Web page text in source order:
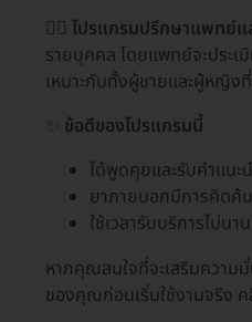
👨‍⚕️ โปรแกรมปรึกษาแพทย์แ
รายบุคคล โดยแพทย์จะประเ
เหมาะกับทั้งผู้ชายและผู้หญิ
ข้อดีของโปรแกรมนี้
ได้พูดคุยและรับคำแนะ
ยาภายนอกมีการคิดค้
ใช้เวลารับบริการไม่น
หากคุณสนใจที่จะเสริมความ
ของคุณก่อนเริ่มใช้งานจริง ค